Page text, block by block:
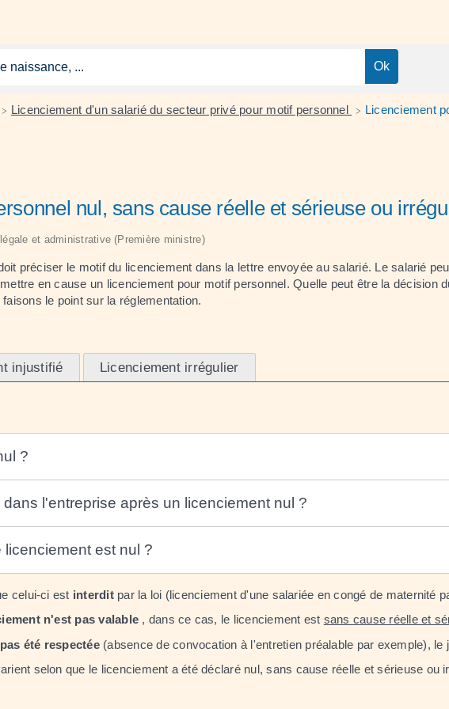
> Licenciement d'un salarié du secteur privé pour motif personnel > Licenciement
nul, sans cause réelle et sérieuse ou
et administrative (Première ministre)
préciser le motif du licenciement dans la lettre envoyée au salarié. Le salarié
en cause un licenciement pour motif personnel. Quelle peut être la décision
le point sur la réglementation.
injustifié Licenciement irrégulier
?
l'entreprise après un licenciement nul ?
est nul ?
celui-ci est interditpar la loi (licenciement d'une salariée en congé de maternité
n'est pas valable , dans ce cas, le licenciement est sans cause réelle et
été respectée(absence de convocation à l'entretien préalable par exemple), le
selon que le licenciement a été déclaré nul, sans cause réelle et sérieuse ou